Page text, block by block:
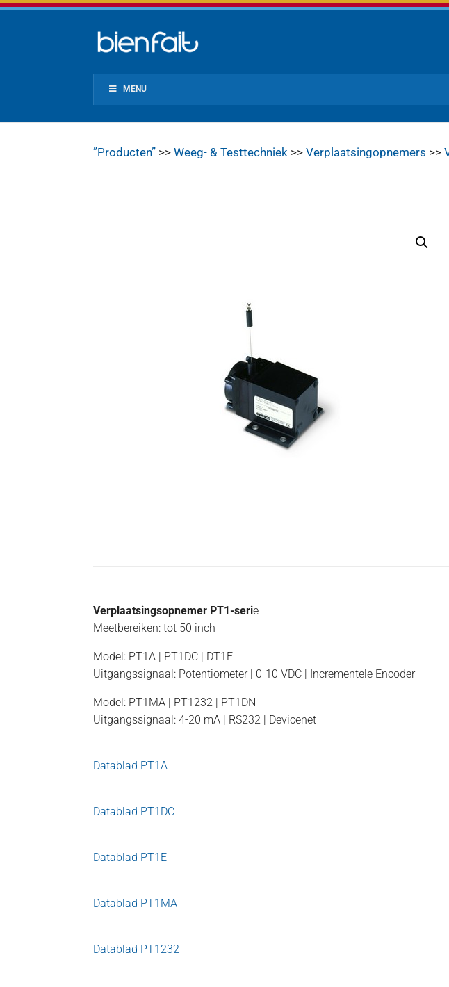
MENU
”Producten” >>Weeg- & Testtechniek >>Verplaatsingopnemers >>
Verplaatsingsopnemer PT1-serie
Meetbereiken: tot 50 inch
Model: PT1A | PT1DC | DT1E
Uitgangssignaal: Potentiometer | 0-10 VDC | Incrementele Encoder
Model: PT1MA | PT1232 | PT1DN
Uitgangssignaal: 4-20 mA | RS232 | Devicenet
Datablad PT1A
Datablad PT1DC
Datablad PT1E
Datablad PT1MA
Datablad PT1232